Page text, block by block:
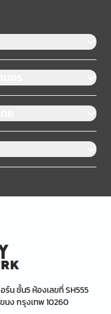
ร
ร์น ชั้น5 ห้องเลขที่ SH555
นง กรุงเทพ 10260